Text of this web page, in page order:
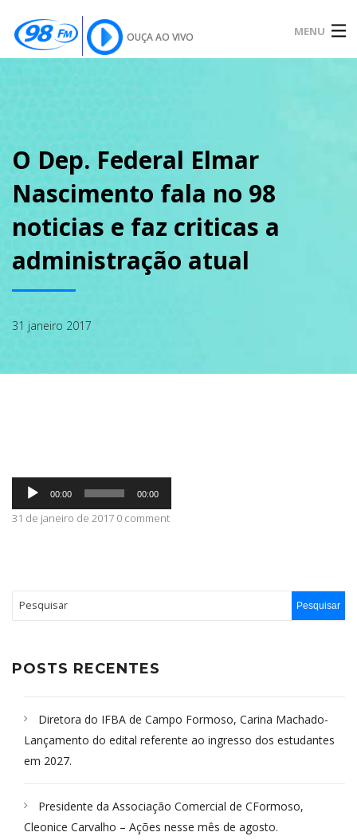
OUÇA AO VIVO MENU
SOBRE
PODCAST
GALERIA
O Dep. Federal Elmar
Nascimento fala no 98
noticias e faz criticas a
administração atual
31 janeiro 2017
Tocador
áudio
00:00 00:00
31 de janeiro de 2017 0 comment
POSTS RECENTES
Diretora do IFBA de Campo Formoso, Carina Machado-
Lançamento do edital referente ao ingresso dos estudantes
em 2027.
Presidente da Associação Comercial de CFormoso,
Cleonice Carvalho – Ações nesse mês de agosto.